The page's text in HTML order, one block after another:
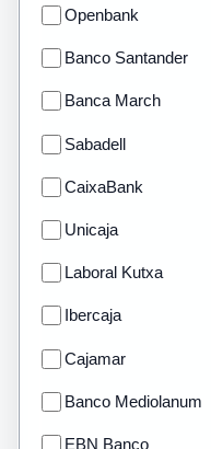
Openbank
Banco Santander
Banca March
Sabadell
CaixaBank
Unicaja
Laboral Kutxa
Ibercaja
Cajamar
Banco Mediolanum
EBN Banco